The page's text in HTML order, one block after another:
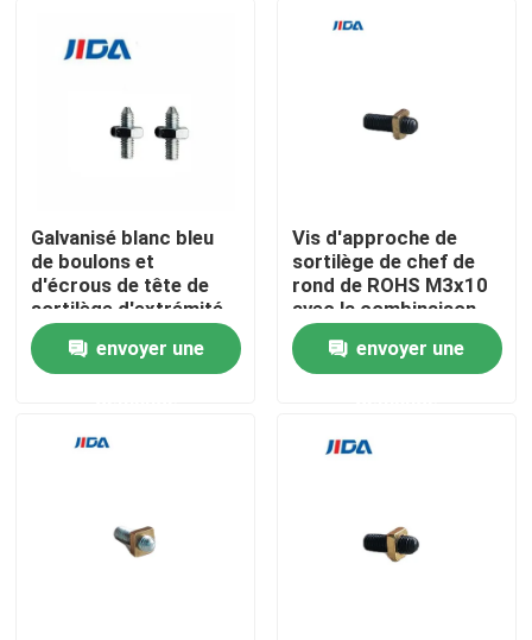
À la maison
Produits
Vidéos
À propos de nous
Galvanisé blanc bleu
de boulons et
d'écrous de tête de
sortilège d'extrémité
de cône de M2.5 9mm
envoyer une
Vis d'approche de
sortilège de chef de
rond de ROHS M3x10
avec la combinaison
de cuivre d'écrou de
l'estampillage H62
envoyer une